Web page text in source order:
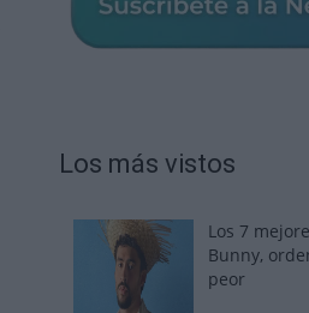
Los más vistos
Los 7
Bunny,
peor